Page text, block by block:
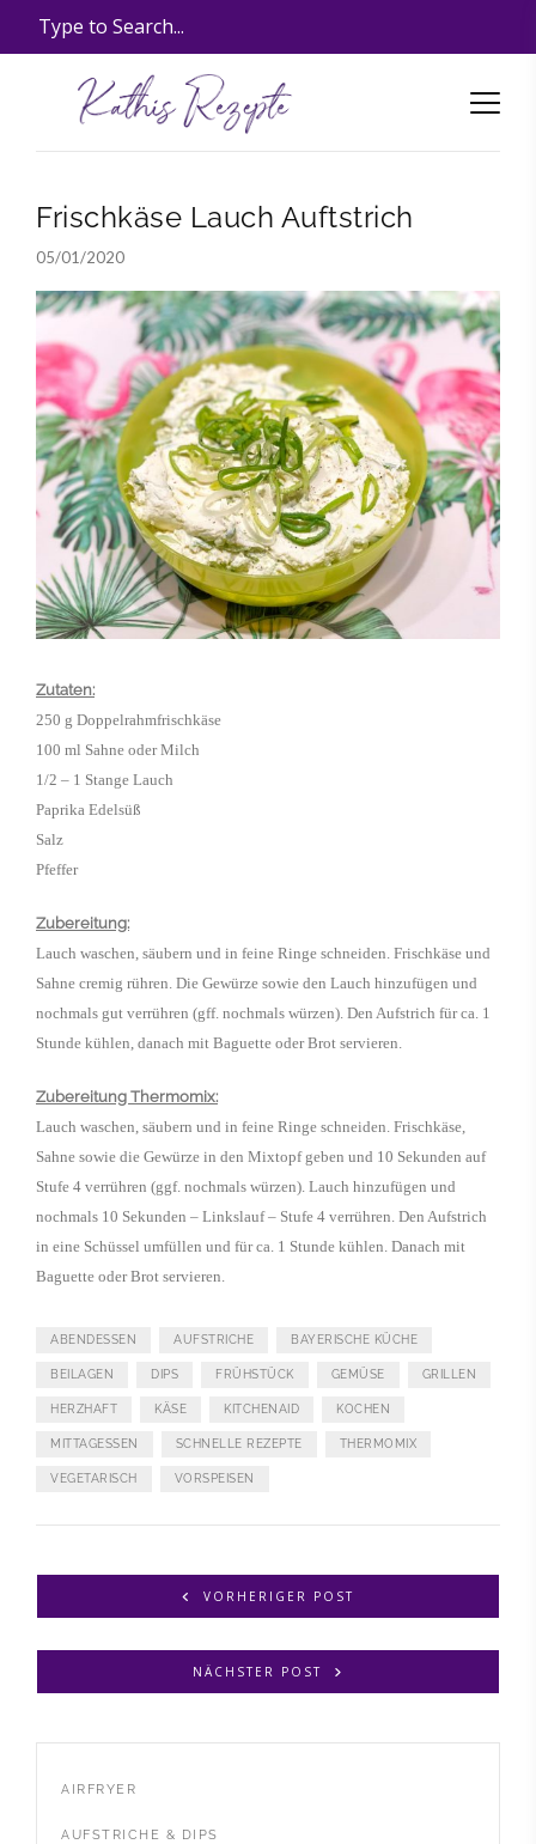
Frischkäse Lauch Auftstrich
05/01/2020
Zutaten:
250 g Doppelrahmfrischkäse
100 ml Sahne oder Milch
1/2 – 1 Stange Lauch
Paprika Edelsüß
Salz
Pfeffer
Zubereitung:
Lauch waschen, säubern und in feine Ringe schneiden. Frischkäse und
Sahne cremig rühren. Die Gewürze sowie den Lauch hinzufügen und
nochmals gut verrühren (gff. nochmals würzen). Den Aufstrich für ca. 1
Stunde kühlen, danach mit Baguette oder Brot servieren.
Zubereitung Thermomix:
Lauch waschen, säubern und in feine Ringe schneiden. Frischkäse,
Sahne sowie die Gewürze in den Mixtopf geben und 10 Sekunden auf
Stufe 4 verrühren (ggf. nochmals würzen). Lauch hinzufügen und
nochmals 10 Sekunden – Linkslauf – Stufe 4 verrühren. Den Aufstrich
in eine Schüssel umfüllen und für ca. 1 Stunde kühlen. Danach mit
Baguette oder Brot servieren.
ABENDESSEN AUFSTRICHE BAYERISCHE KÜCHE
BEILAGEN DIPS FRÜHSTÜCK GEMÜSE GRILLEN
HERZHAFT KÄSE KITCHENAID KOCHEN
MITTAGESSEN SCHNELLE REZEPTE THERMOMIX
VEGETARISCH VORSPEISEN
VORHERIGER POST
NÄCHSTER POST
AIRFRYER
AUFSTRICHE & DIPS